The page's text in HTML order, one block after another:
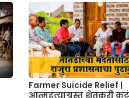
Farmer Suicide Relief |
आत्महत्याग्रस्त शेतकरी